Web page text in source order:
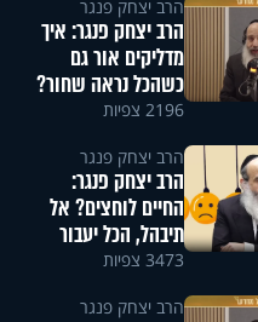
הרב יצחק פנגר
הרב יצחק פנגר: איך
מדליקים אור גם
כשהכל נראה שחור?
2196 צפיות
הרב יצחק פנגר
הרב יצחק פנגר:
החיים לוחצים? אל
תיבהל, הכל יעבור
3473 צפיות
הרב יצחק פנגר